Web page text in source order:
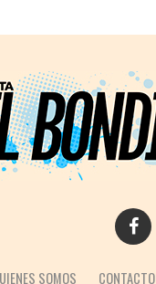
SOMOS CONTACTO